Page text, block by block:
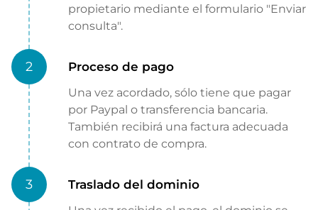
propietario mediante el formulario "Enviar
consulta".
2 Proceso de pago
Una vez acordado, sólo tiene que pagar
por Paypal o transferencia bancaria.
También recibirá una factura adecuada
con contrato de compra.
3 Traslado del dominio